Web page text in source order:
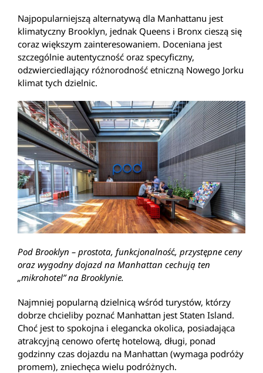
Najpopularniejszą alternatywą dla Manhattanu jest
klimatyczny Brooklyn, jednak Queens i Bronx cieszą się
coraz większym zainteresowaniem. Doceniana jest
szczególnie autentyczność oraz specyficzny,
odzwierciedlający różnorodność etniczną Nowego Jorku
klimat tych dzielnic.
Pod Brooklyn – prostota, funkcjonalność, przystępne ceny
oraz wygodny dojazd na Manhattan cechują ten
„mikrohotel” na Brooklynie.
Najmniej popularną dzielnicą wśród turystów, którzy
dobrze chcieliby poznać Manhattan jest Staten Island.
Choć jest to spokojna i elegancka okolica, posiadająca
atrakcyjną cenowo ofertę hotelową, długi, ponad
godzinny czas dojazdu na Manhattan (wymaga podróży
promem), zniechęca wielu podróżnych.